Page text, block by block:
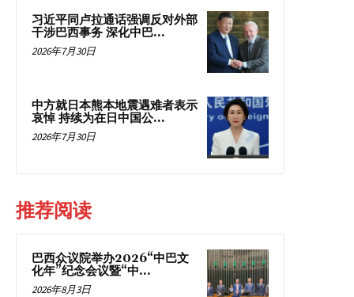
习近平同卢拉通话强调反对外部
干涉巴西事务 深化中巴...
2026年7月30日
中方就日本熊本地震遇难者表示
哀悼 持续为在日中国公...
2026年7月30日
推荐阅读
巴西众议院举办2026“中巴文
化年”纪念会议暨“中...
2026年8月3日